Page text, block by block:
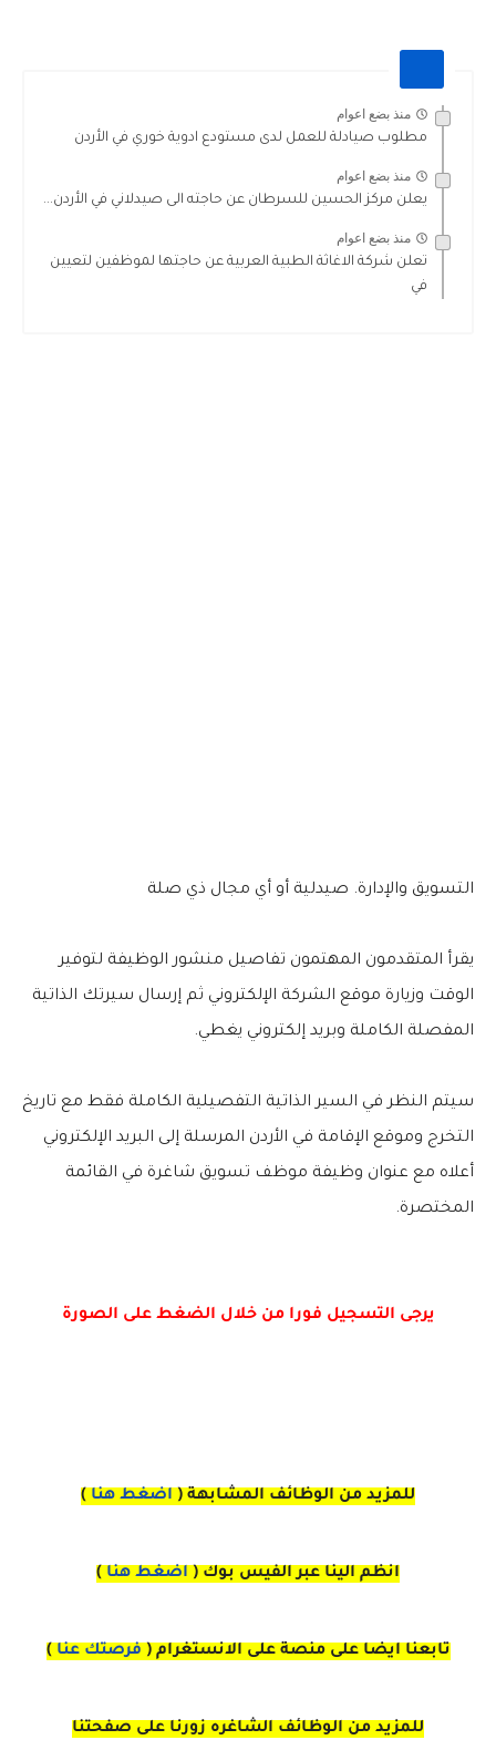
منذ بضع اعوام
مطلوب صيادلة للعمل لدى مستودع ادوية خوري في الأردن
منذ بضع اعوام
يعلن مركز الحسين للسرطان عن حاجته الى صيدلاني في الأردن...
منذ بضع اعوام
تعلن شركة الاغاثة الطبية العربية عن حاجتها لموظفين لتعيين
في
التسويق والإدارة. صيدلية أو أي مجال ذي صلة
يقرأ المتقدمون المهتمون تفاصيل منشور الوظيفة لتوفير
الوقت وزيارة موقع الشركة الإلكتروني ثم إرسال سيرتك الذاتية
المفصلة الكاملة وبريد إلكتروني يغطي.
سيتم النظر في السير الذاتية التفصيلية الكاملة فقط مع تاريخ
التخرج وموقع الإقامة في الأردن المرسلة إلى البريد الإلكتروني
أعلاه مع عنوان وظيفة موظف تسويق شاغرة في القائمة
المختصرة.
يرجى التسجيل فورا من خلال الضغط على الصورة
للمزيد من الوظائف المشابهة ( اضغط هنا )
انظم الينا عبر الفيس بوك ( اضغط هنا )
تابعنا ايضا على منصة على الانستغرام ( فرصتك عنا )
للمزيد من الوظائف الشاغره زورنا على صفحتنا